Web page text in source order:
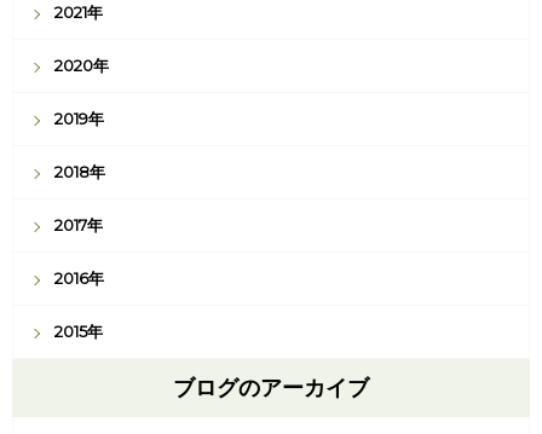
2021年
2020年
2019年
2018年
2017年
2016年
2015年
ブログのアーカイブ